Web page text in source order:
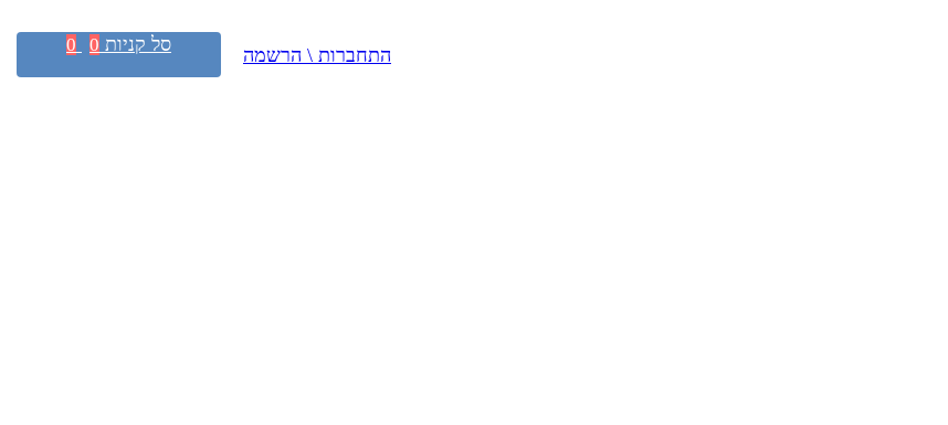
התחברות \ הרשמה סל קניות 0
0